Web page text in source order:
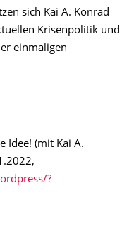
sich Kai A. Konrad
Krisenpolitik und
einmaligen
Idee! (mit Kai A.
?